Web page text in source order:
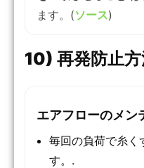
ます。(ソース)
10) 再発防止
エアフローのメン
毎回の負荷で糸く
す。.